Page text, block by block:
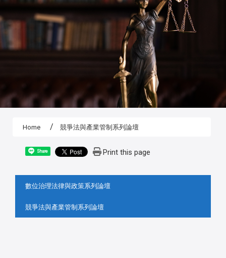
Home 競爭法與產業管制系列論壇
Share Print this page
數位治理法律與政策系列論壇
競爭法與產業管制系列論壇